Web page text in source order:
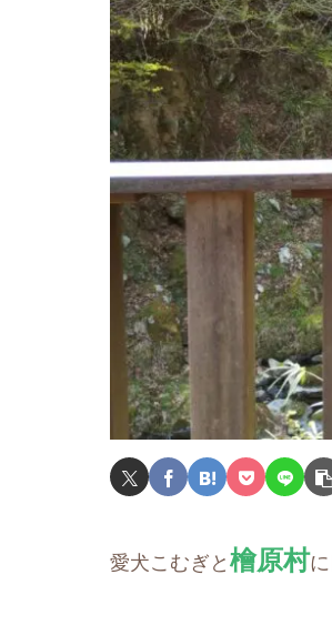
愛犬こむぎと 檜原村